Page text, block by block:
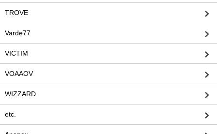
TROVE
Varde77
VICTIM
VOAAOV
WIZZARD
etc.